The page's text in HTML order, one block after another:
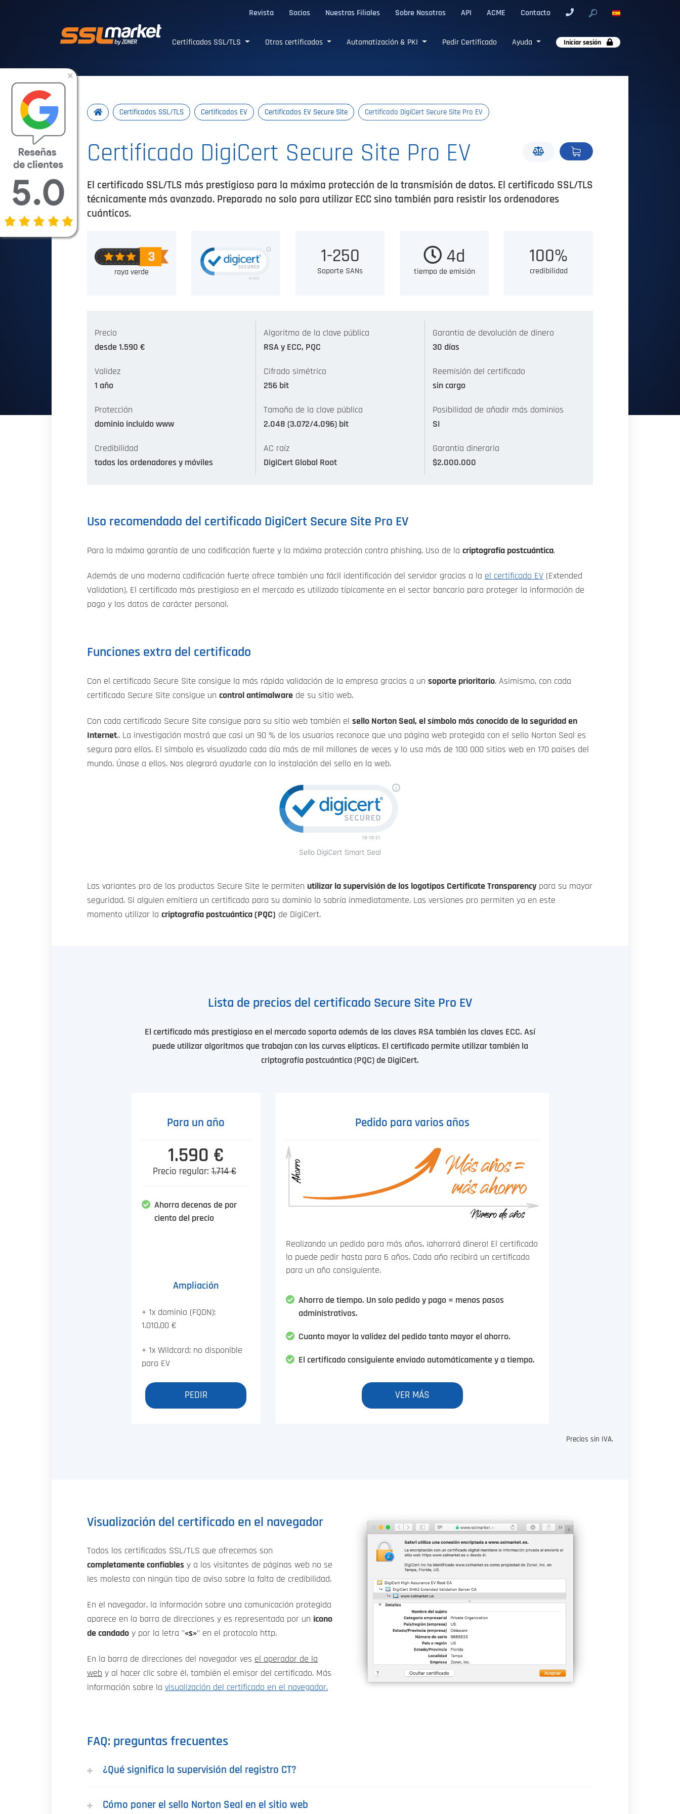
Revista Socios Nuestras Filiales Sobre Nosotros API ACME Contacto
Certificados SSL/TLS confiables
Certificados SSL/TLS Otros certificados Automatización & PKI Pedir Certificado Ayuda Iniciar sesión
Certificados SSL/TLS Certificados EV Certificados EV Secure Site Certificado DigiCert Secure Site Pro EV
Certificado DigiCert Secure Site Pro EV
El certificado SSL/TLS más prestigioso para la máxima protección de la transmisión de datos. El certificado SSL/TLS
técnicamente más avanzado. Preparado no solo para utilizar ECC sino también para resistir los ordenadores
cuánticos.
raya verde
1-250
Soporte SANs
4d
tiempo de emisión
100%
credibilidad
Precio
desde 1.590 €
Validez
1 año
Protección
dominio incluido www
Credibilidad
todos los ordenadores y móviles
Algoritmo de la clave pública
RSA y ECC, PQC
Cifrado simétrico
256 bit
Tamaño de la clave pública
2.048 (3.072/4.096) bit
AC raíz
DigiCert Global Root
Garantía de devolución de dinero
30 días
Reemisión del certificado
sin cargo
Posibilidad de añadir más dominios
SI
Garantía dineraria
$2.000.000
Uso recomendado del certificado DigiCert Secure Site Pro EV
Para la máxima garantía de una codificación fuerte y la máxima protección contra phishing. Uso de la criptografía postcuántica.
Además de una moderna codificación fuerte ofrece también una fácil identificación del servidor gracias a la el certificado EV (Extended
Validation). El certificado más prestigioso en el mercado es utilizado típicamente en el sector bancario para proteger la información de
pago y los datos de carácter personal.
Funciones extra del certificado
Con el certificado Secure Site consigue la más rápida validación de la empresa gracias a un soporte prioritario. Asimismo, con cada
certificado Secure Site consigue un control antimalware de su sitio web.
Con cada certificado Secure Site consigue para su sitio web también el sello Norton Seal, el símbolo más conocido de la seguridad en
Internet,. La investigación mostró que casi un 90 % de los usuarios reconoce que una página web protegida con el sello Norton Seal es
segura para ellos. El símbolo es visualizado cada día más de mil millones de veces y lo usa más de 100 000 sitios web en 170 países del
mundo. Únase a ellos. Nos alegrará ayudarle con la instalación del sello en la web.
Sello DigiCert Smart Seal
Las variantes pro de los productos Secure Site le permiten utilizar la supervisión de los logotipos Certificate Transparency para su mayor
seguridad. Si alguien emitiera un certificado para su dominio lo sabría inmediatamente. Las versiones pro permiten ya en este
momento utilizar la criptografía postcuántica (PQC) de DigiCert.
Lista de precios del certificado Secure Site Pro EV
El certificado más prestigioso en el mercado soporta además de las claves RSA también las claves ECC. Así
puede utilizar algoritmos que trabajan con las curvas elípticas. El certificado permite utilizar también la
criptografía postcuántica (PQC) de DigiCert.
Para un año
1.590 €
Precio regular: 1.714 €
Ahorra decenas de por
ciento del precio
Ampliación
+ 1x dominio (FQDN):
1.010,00 €
+ 1x Wildcard: no disponible
para EV
PEDIR
Pedido para varios años
Realizando un pedido para más años, ¡ahorrará dinero! El certificado
lo puede pedir hasta para 6 años. Cada año recibirá un certificado
para un año consiguiente.
Ahorro de tiempo. Un solo pedido y pago = menos pasos
administrativos.
Cuanto mayor la validez del pedido tanto mayor el ahorro.
El certificado consiguiente enviado automáticamente y a tiempo.
VER MÁS
Precios sin IVA.
Visualización del certificado en el navegador
Todos los certificados SSL/TLS que ofrecemos son
completamente confiables y a los visitantes de páginas web no se
les molesta con ningún tipo de aviso sobre la falta de credibilidad.
En el navegador, la información sobre una comunicación protegida
aparece en la barra de direcciones y es representada por un icono
de candado y por la letra "«s»" en el protocolo http.
En la barra de direcciones del navegador ves el operador de la
web y al hacer clic sobre él, también el emisor del certificado. Más
información sobre la visualización del certificado en el navegador.
FAQ: preguntas frecuentes
¿Qué significa la supervisión del registro CT?
Cómo poner el sello Norton Seal en el sitio web
×